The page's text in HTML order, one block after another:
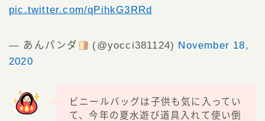
pic.twitter.com/qPihkG3RRd
— あんパンダ (@yocci381124) November 18,
2020
ビニールバッグは子供も気に入ってい
て、今年の夏水遊び道具入れて使い倒